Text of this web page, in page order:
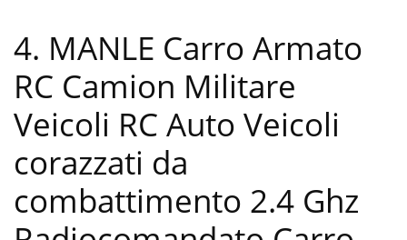
4. MANLE Carro Armato
RC Camion Militare
Veicoli RC Auto Veicoli
corazzati da
combattimento 2.4 Ghz